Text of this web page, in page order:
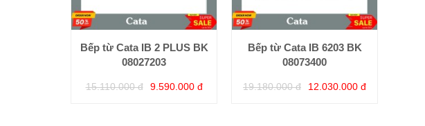
Bếp từ Cata IB 2 PLUS BK
08027203
15.110.000 đ 9.590.000 đ
Bếp từ Cata IB 6203 BK
08073400
19.180.000 đ 12.030.000 đ